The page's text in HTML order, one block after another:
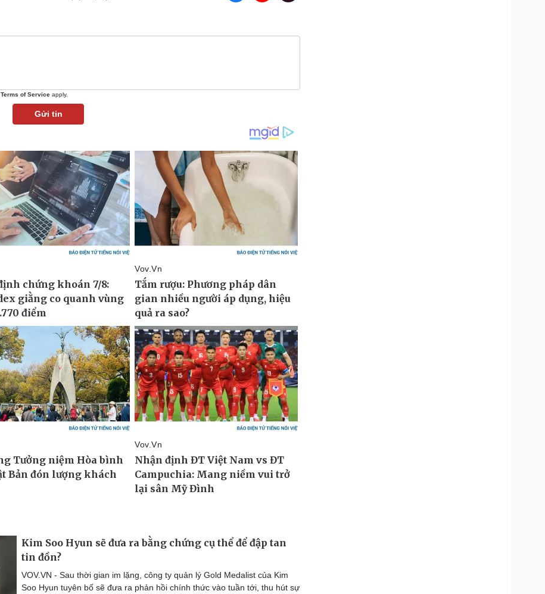
Terms of Service apply.
Gửi tin
Kim Soo Hyun sẽ đưa ra bằng chứng cụ thể để đập tan
tin đồn?
VOV.VN - Sau thời gian im lặng, công ty quản lý Gold Medalist của Kim
Soo Hyun tuyên bố sẽ đưa ra phản hồi chính thức vào tuần tới, thu hút sự